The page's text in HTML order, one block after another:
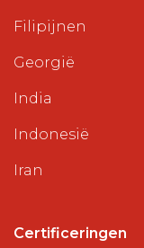
Filipijnen
Georgië
India
Indonesië
Iran
Certificeringen